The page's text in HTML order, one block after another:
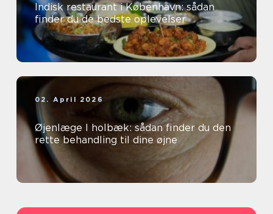
Indisk restaurant i København: sådan
finder du de bedste oplevelser
02. April 2026
Øjenlæge I holbæk: sådan finder du den
rette behandling til dine øjne